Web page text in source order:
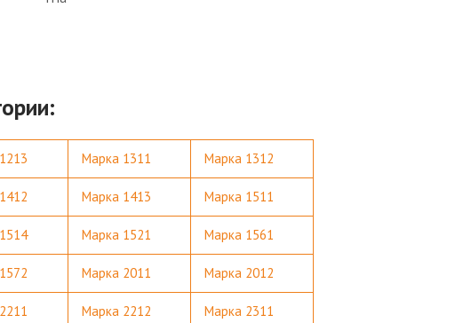
Марка 1311 Марка 1312
Марка 1413 Марка 1511
Марка 1521 Марка 1561
Марка 2011 Марка 2012
Марка 2212 Марка 2311